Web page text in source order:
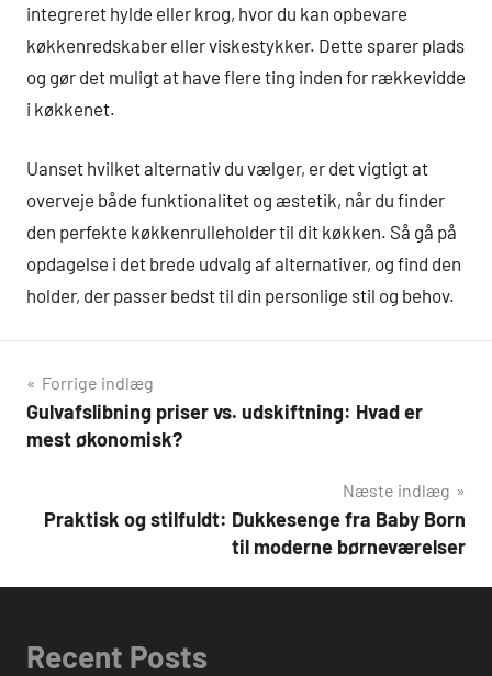
integreret hylde eller krog, hvor du kan opbevare
køkkenredskaber eller viskestykker. Dette sparer plads
og gør det muligt at have flere ting inden for rækkevidde
i køkkenet.
Uanset hvilket alternativ du vælger, er det vigtigt at
overveje både funktionalitet og æstetik, når du finder
den perfekte køkkenrulleholder til dit køkken. Så gå på
opdagelse i det brede udvalg af alternativer, og find den
holder, der passer bedst til din personlige stil og behov.
Indlægsnavigation
Forrige indlæg
Gulvafslibning priser vs. udskiftning: Hvad er
mest økonomisk?
Næste indlæg
Praktisk og stilfuldt: Dukkesenge fra Baby Born
til moderne børneværelser
Recent Posts